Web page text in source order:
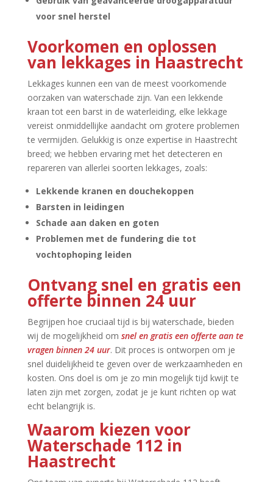
voor snel herstel
Voorkomen en oplossen
van lekkages in Haastrecht
Lekkages kunnen een van de meest voorkomende
oorzaken van waterschade zijn.​ Van een lekkende
kraan tot een barst in de waterleiding, elke lekkage
vereist onmiddellijke aandacht om grotere problemen
te vermijden.​ Gelukkig is onze expertise in Haastrecht
breed; we hebben ervaring met het detecteren en
repareren van allerlei soorten lekkages, zoals:
Lekkende kranen en douchekoppen
Barsten in leidingen
Schade aan daken en goten
Problemen met de fundering die tot
vochtophoping leiden
Ontvang snel en gratis een
offerte binnen 24 uur
Begrijpen hoe cruciaal tijd is bij waterschade, bieden
wij de mogelijkheid om snel en gratis een offerte aan te
vragen binnen 24 uur.​ Dit proces is ontworpen om je
snel duidelijkheid te geven over de werkzaamheden en
kosten.​ Ons doel is om je zo min mogelijk tijd kwijt te
laten zijn met zorgen, zodat je je kunt richten op wat
echt belangrijk is.​
Waarom kiezen voor
Waterschade 112 in
Haastrecht